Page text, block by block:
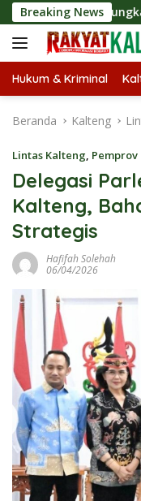
Langsung
ke
konten
Breaking News
Hukum & Kriminal
Beranda Kalteng
Lintas Kalteng,
Delegasi
Kalteng,
Strategis
Hafifah Solehah
06/04/2026